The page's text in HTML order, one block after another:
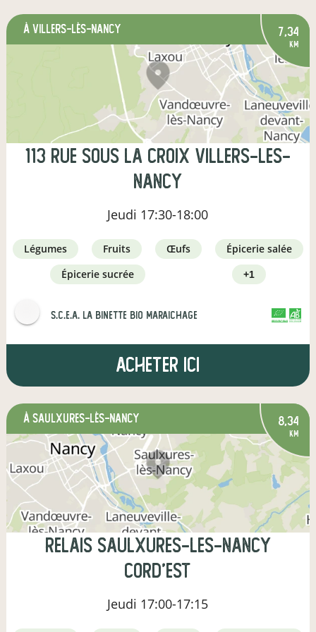
à Villers-lès-Nancy 7,34
km
113 Rue Sous la Croix Villers-les-
Nancy
Jeudi 17:30-18:00
légumes fruits œufs
épicerie salée
épicerie sucrée
+1
s.c.e.a. la binette bio maraichage
Acheter ici
à Saulxures-lès-Nancy 8,34
km
Relais Saulxures-les-Nancy
Cord'Est
Jeudi 17:00-17:15